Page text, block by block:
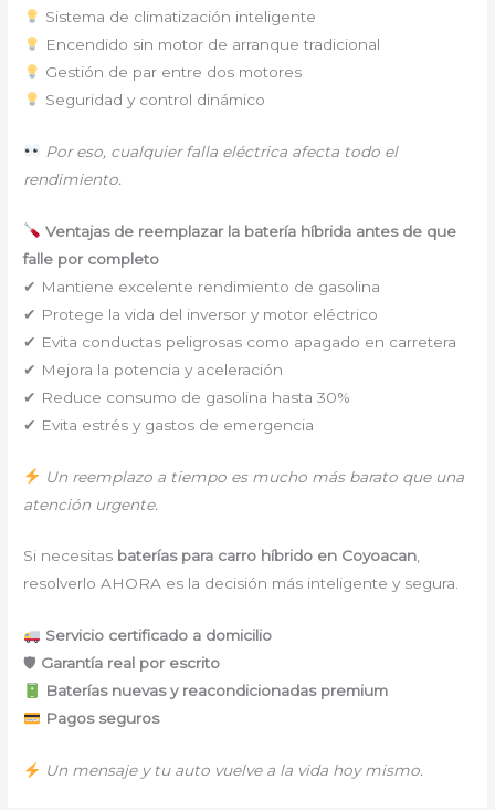
Sistema de climatización inteligente
Encendido sin motor de arranque tradicional
Gestión de par entre dos motores
Seguridad y control dinámico
Por eso, cualquier falla eléctrica afecta todo el
rendimiento.
Ventajas de reemplazar la batería híbrida antes de que
falle por completo
✔ Mantiene excelente rendimiento de gasolina
✔ Protege la vida del inversor y motor eléctrico
✔ Evita conductas peligrosas como apagado en carretera
✔ Mejora la potencia y aceleración
✔ Reduce consumo de gasolina hasta 30%
✔ Evita estrés y gastos de emergencia
Un reemplazo a tiempo es mucho más barato que una
atención urgente.
Si necesitas baterías para carro híbrido en Coyoacan,
resolverlo AHORA es la decisión más inteligente y segura.
Servicio certificado a domicilio
🛡 Garantía real por escrito
Baterías nuevas y reacondicionadas premium
Pagos seguros
Un mensaje y tu auto vuelve a la vida hoy mismo.